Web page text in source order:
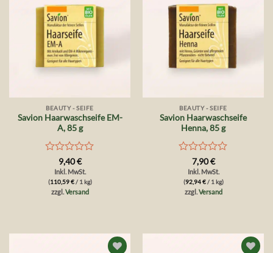
BEAUTY - SEIFE
Savion Haarwaschseife EM-
A, 85 g
Bewertet
mit
0
von
9,40€
Inkl. MwSt.
(110,59€/ 1 kg)
zzgl.Versand
BEAUTY - SEIFE
Savion Haarwaschseife
Henna, 85 g
Bewertet
mit
0
von
7,90€
Inkl. MwSt.
(92,94€/ 1 kg)
zzgl.Versand